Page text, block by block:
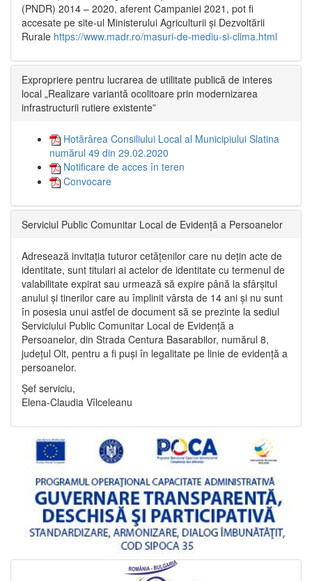
(PNDR) 2014 – 2020, aferent Campaniei 2021, pot fi
accesate pe site-ul Ministerului Agriculturii și Dezvoltării
Rurale https://www.madr.ro/masuri-de-mediu-si-clima.html
Expropriere pentru lucrarea de utilitate publică de interes
local „Realizare variantă ocolitoare prin modernizarea
infrastructurii rutiere existente”
Hotărârea Consiliului Local al Municipiului Slatina
numărul 49 din 29.02.2020
Notificare de acces în teren
Convocare
Serviciul Public Comunitar Local de Evidență a Persoanelor
Adresează invitația tuturor cetățenilor care nu dețin acte de
identitate, sunt titulari ai actelor de identitate cu termenul de
valabilitate expirat sau urmează să expire până la sfârșitul
anului și tinerilor care au împlinit vârsta de 14 ani și nu sunt
în posesia unui astfel de document să se prezinte la sediul
Serviciului Public Comunitar Local de Evidență a
Persoanelor, din Strada Centura Basarabilor, numărul 8,
județul Olt, pentru a fi puși în legalitate pe linie de evidență a
persoanelor.
Șef serviciu,
Elena-Claudia Vîlceleanu